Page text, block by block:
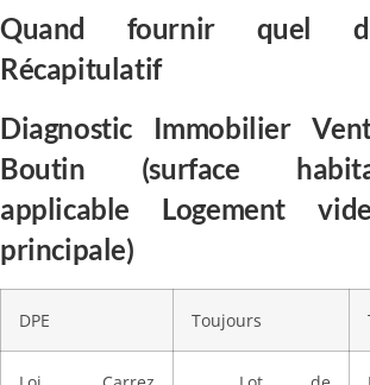
Quand fournir quel
Récapitulatif
Diagnostic Immobilier
Boutin (surface
applicable Logement
principale)
DPE Toujours